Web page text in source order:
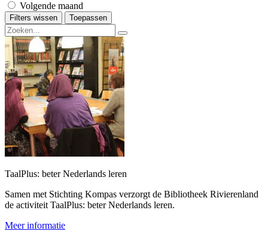
Volgende maand
Filters wissen Toepassen
TaalPlus: beter Nederlands leren
Samen met Stichting Kompas verzorgt de Bibliotheek Rivierenland
de activiteit TaalPlus: beter Nederlands leren.
Meer informatie